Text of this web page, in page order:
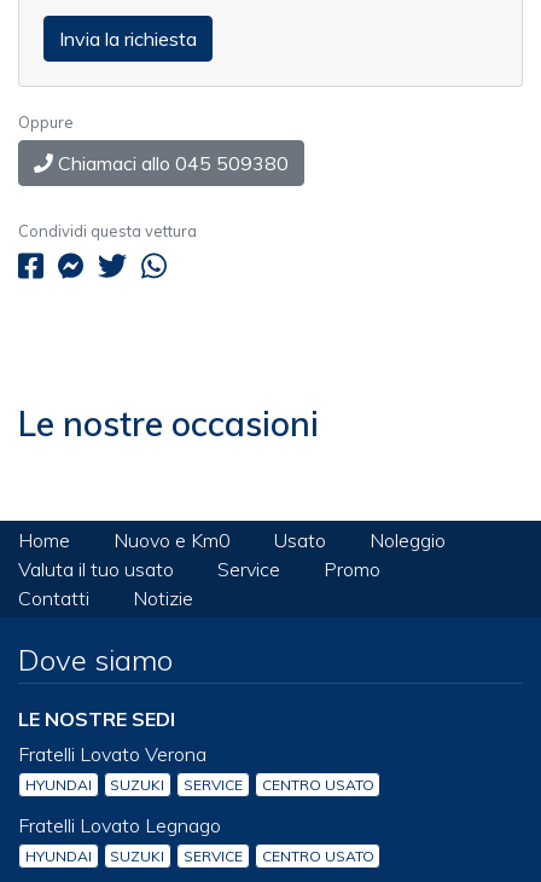
Oppure
Chiamaci allo 045 509380
Condividi questa vettura
Le nostre occasioni
Home Nuovo e Km0 Usato
Noleggio
Valuta il tuo usato
Service
Promo
Contatti
Notizie
Dove siamo
LE NOSTRE SEDI
Fratelli Lovato Verona
HYUNDAI SUZUKI SERVICE CENTRO USATO
Fratelli Lovato Legnago
HYUNDAI SUZUKI SERVICE CENTRO USATO